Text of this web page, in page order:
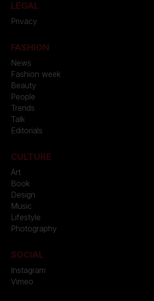
LEGAL
Privacy
FASHION
News
Fashion week
Beauty
People
Trends
Talk
Editorials
CULTURE
Art
Book
Design
Music
Lifestyle
Photography
SOCIAL
Instagram
Vimeo